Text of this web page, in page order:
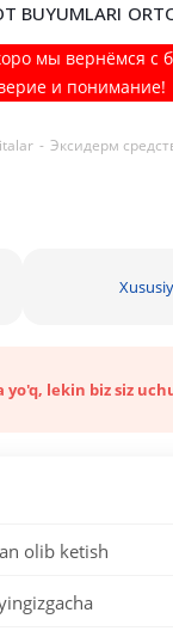
BUYUMLARI
мы вернёмся
и понимание!
- Эксидерм
yo'q, lekin biz siz
olib ketish